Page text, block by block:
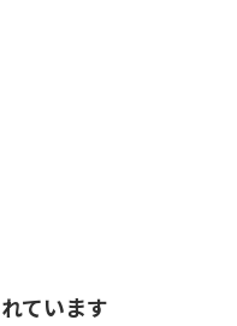
ています